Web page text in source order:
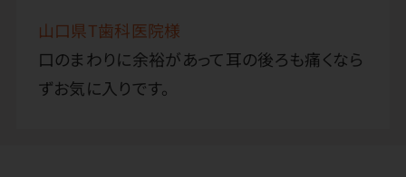
山口県T歯科医院様
口のまわりに余裕があって耳の後ろも痛くなら
ずお気に入りです。